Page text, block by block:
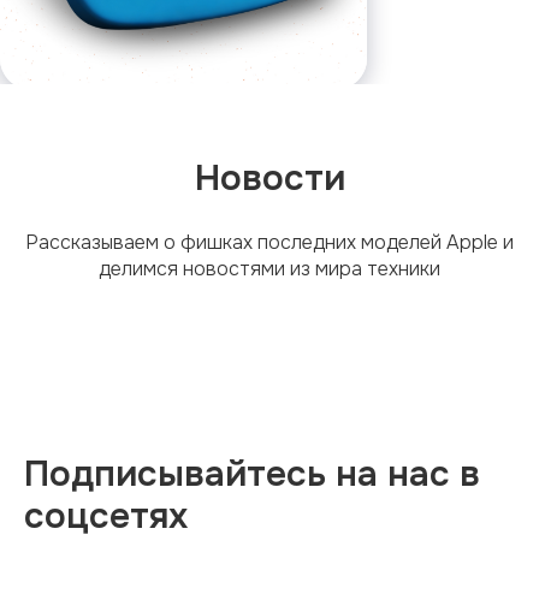
Новости
Рассказываем о фишках последних моделей Apple и
делимся новостями из мира техники
Подписывайтесь на нас в
соцсетях